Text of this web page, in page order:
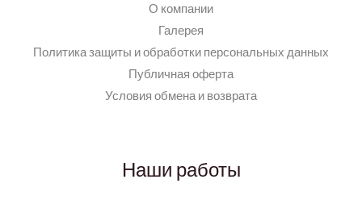
О компании
Галерея
Политика защиты и обработки персональных данных
Публичная оферта
Условия обмена и возврата
Наши работы